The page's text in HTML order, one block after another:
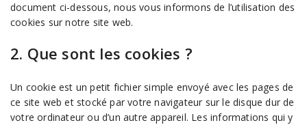
document ci-dessous, nous vous informons de l’utilisation des
cookies sur notre site web.
2. Que sont les cookies ?
Un cookie est un petit fichier simple envoyé avec les pages de
ce site web et stocké par votre navigateur sur le disque dur de
votre ordinateur ou d’un autre appareil. Les informations qui y